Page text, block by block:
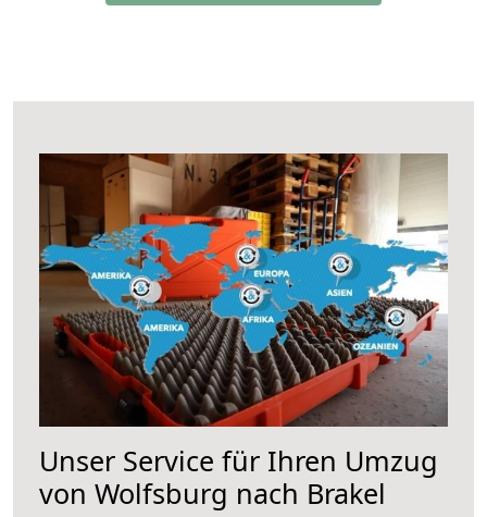
Unser Service für Ihren Umzug
von Wolfsburg nach Brakel